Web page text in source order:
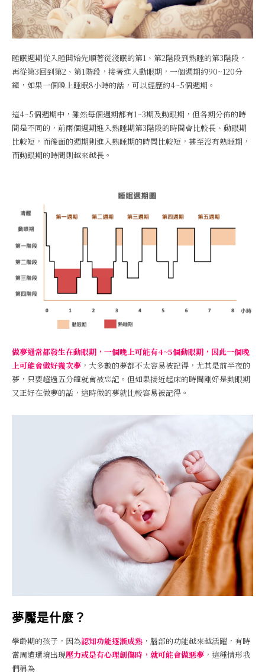
睡眠週期從入睡開始先順著從淺眠的第1、第2階段到熟睡的第3階段，
再從第3回到第2、第1階段，接著進入動眼期，一個週期約90~120分
鐘，如果一個晚上睡眠8小時的話，可以經歷約4~5個週期。
這4~5個週期中，雖然每個週期都有1~3期及動眼期，但各期分佈的時
間是不同的，前兩個週期進入熟睡期第3階段的時間會比較長、動眼期
比較短，而後面的週期則進入熟睡期的時間比較短，甚至沒有熟睡期，
而動眼期的時間則越來越長。
做夢通常都發生在動眼期，一個晚上可能有4~5個動眼期，因此一個晚
上可能會做好幾次夢 ，大多數的夢都不太容易被記得，尤其是前半夜的
夢，只要超過五分鐘就會被忘記。但如果接近起床的時間剛好是動眼期
又正好在做夢的話，這時做的夢就比較容易被記得。
夢魘是什麼？
學齡期的孩子，因為認知功能逐漸成熟 ，腦部的功能越來越活躍，有時
當周遭環境出現壓力或是有心理創傷時，就可能會做惡夢 ，這種情形我
們稱為